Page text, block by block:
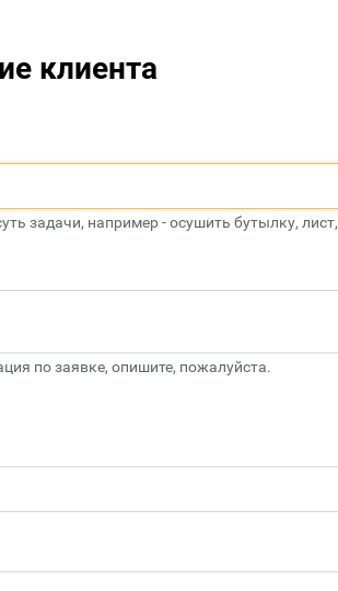
например - осушить бутылку, лист,
по заявке, опишите, пожалуйста.